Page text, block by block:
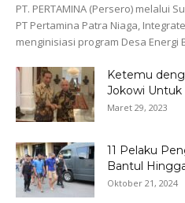
PT. PERTAMINA (Persero) melalui
PT Pertamina Patra Niaga,
menginisiasi program Desa Energi
Ketemu
Jokowi Untuk
Maret 29, 2023
11 Pelaku
Bantul
Oktober 21, 2024